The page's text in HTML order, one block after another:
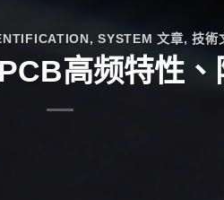
,SYSTEM 文章,技術
高频特性、